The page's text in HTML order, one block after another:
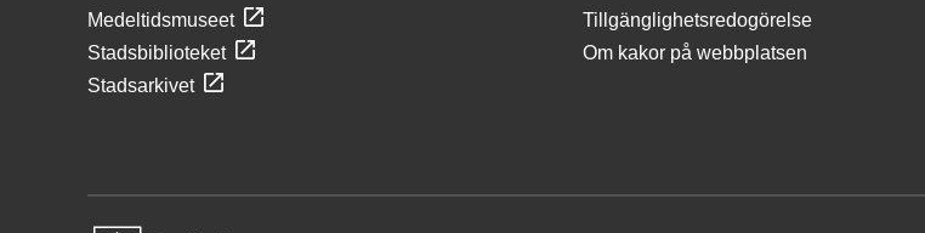
Medeltidsmuseet
Stadsbiblioteket
Stadsarkivet
Tillgänglighetsredogörelse
Om kakor på webbplatsen